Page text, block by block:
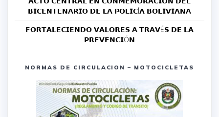
𝗕𝗜𝗖𝗘𝗡𝗧𝗘𝗡𝗔𝗥𝗜𝗢 𝗗𝗘 𝗟𝗔 𝗣𝗢𝗟𝗜𝗖Í𝗔 𝗕𝗢𝗟𝗜𝗩𝗜𝗔𝗡𝗔
𝗙𝗢𝗥𝗧𝗔𝗟𝗘𝗖𝗜𝗘𝗡𝗗𝗢 𝗩𝗔𝗟𝗢𝗥𝗘𝗦 𝗔 𝗧𝗥𝗔𝗩É𝗦 𝗗𝗘 𝗟𝗔
𝗣𝗥𝗘𝗩𝗘𝗡𝗖𝗜Ó𝗡
NORMAS DE CIRCULACION – MOTOCICLETAS